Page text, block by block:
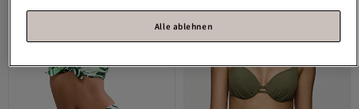
Alle ablehnen